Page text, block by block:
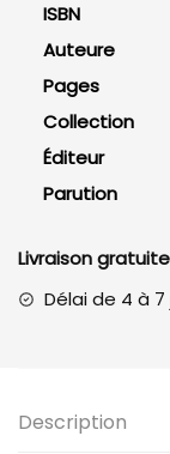
Par
l'exemple
ISBN
Auteure
Pages
Collection
Éditeur
Parution
Livraison
Délai de 4 à
Description